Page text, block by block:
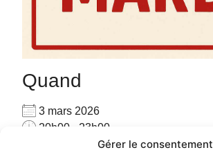
Gérer le consentement
Quand
3 mars 2026
20h00 - 23h00
Ajouter au Calendrier